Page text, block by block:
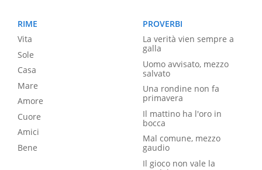
RIME
Vita
Sole
Casa
Mare
Amore
Cuore
Amici
Bene
PROVERBI
La verità vien sempre a
galla
Uomo avvisato, mezzo
salvato
Una rondine non fa
primavera
Il mattino ha l'oro in
bocca
Mal comune, mezzo
gaudio
Il gioco non vale la